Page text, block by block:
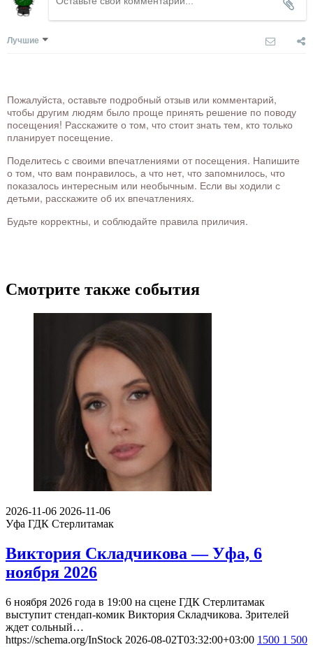
Лучшие
Пожалуйста, оставьте подробный отзыв или комментарий,
чтобы другим людям было проще принять решение по поводу
посещения! Расскажите о том, что стоит знать тем, кто только
планирует посещение.
Поделитесь с своими впечатлениями от посещения. Напишите
о том, что вам понравилось, а что нет, что запомнилось, что
показалось интересным или необычным. Если вы ходили с
детьми, расскажите об их впечатлениях.
Будьте корректны, и соблюдайте правила приличия.
Смотрите также события
2026-11-06 2026-11-06
Уфа ГДК Стерлитамак
Виктория Складчикова — Уфа, 6
ноября 2026
6 ноября 2026 года в 19:00 на сцене ГДК Стерлитамак
выступит стендап-комик Виктория Складчикова. Зрителей
ждет сольный…
https://schema.org/InStock 2026-08-02T03:32:00+03:00 1500 1 500